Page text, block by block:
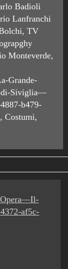
Badioli
Lanfranchi
TV
Monteverde,
Grande-
di-Siviglia—
b479-
Costumi,
Opera—Il-
af5c-